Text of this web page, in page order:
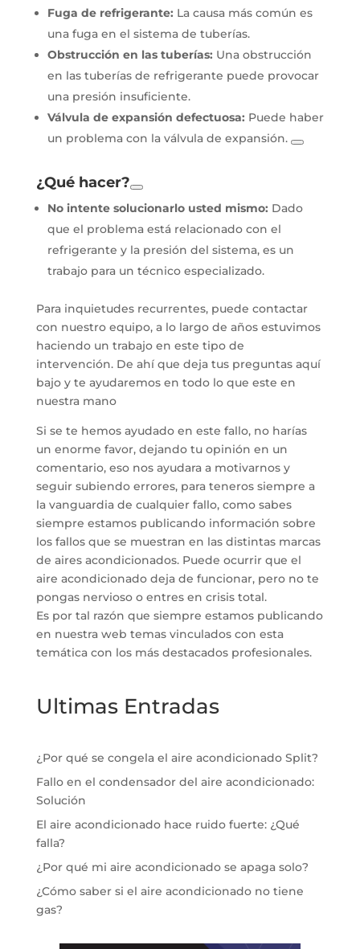
Fuga de refrigerante: La causa más común es
una fuga en el sistema de tuberías.
Obstrucción en las tuberías: Una obstrucción
en las tuberías de refrigerante puede provocar
una presión insuficiente.
Válvula de expansión defectuosa: Puede haber
un problema con la válvula de expansión.
¿Qué hacer?
No intente solucionarlo usted mismo: Dado
que el problema está relacionado con el
refrigerante y la presión del sistema, es un
trabajo para un técnico especializado.
Para inquietudes recurrentes, puede contactar
con nuestro equipo, a lo largo de años estuvimos
haciendo un trabajo en este tipo de
intervención. De ahí que deja tus preguntas aquí
bajo y te ayudaremos en todo lo que este en
nuestra mano
Si se te hemos ayudado en este fallo, no harías
un enorme favor, dejando tu opinión en un
comentario, eso nos ayudara a motivarnos y
seguir subiendo errores, para teneros siempre a
la vanguardia de cualquier fallo, como sabes
siempre estamos publicando información sobre
los fallos que se muestran en las distintas marcas
de aires acondicionados. Puede ocurrir que el
aire acondicionado deja de funcionar, pero no te
pongas nervioso o entres en crisis total.
Es por tal razón que siempre estamos publicando
en nuestra web temas vinculados con esta
temática con los más destacados profesionales.
Ultimas Entradas
¿Por qué se congela el aire acondicionado Split?
Fallo en el condensador del aire acondicionado:
Solución
El aire acondicionado hace ruido fuerte: ¿Qué
falla?
¿Por qué mi aire acondicionado se apaga solo?
¿Cómo saber si el aire acondicionado no tiene
gas?